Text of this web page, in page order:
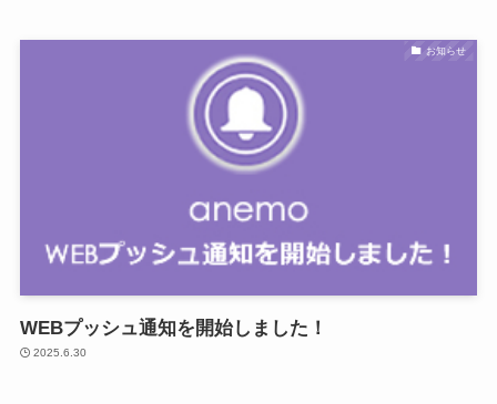
お知らせ
WEBプッシュ通知を開始しました！
2025.6.30